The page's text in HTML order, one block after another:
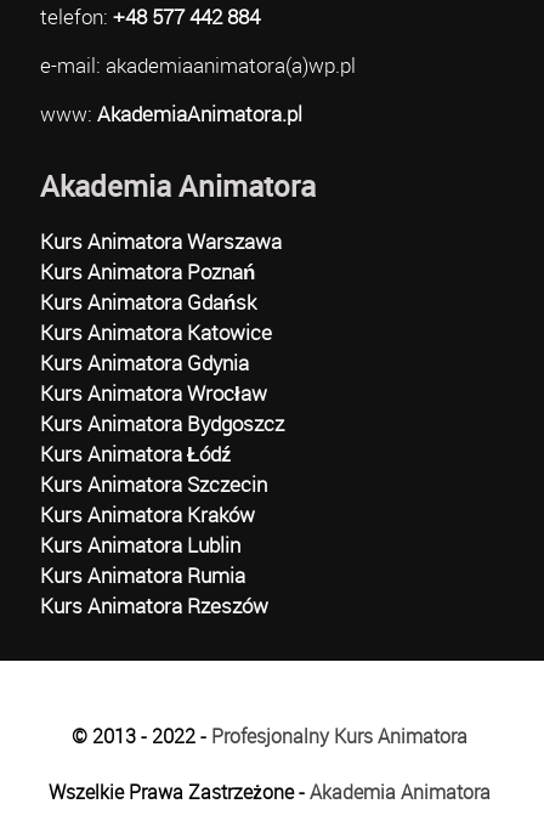
telefon: +48 577 442 884
e-mail: akademiaanimatora(a)wp.pl
www: AkademiaAnimatora.pl
Akademia Animatora
Kurs Animatora Warszawa
Kurs Animatora Poznań
Kurs Animatora Gdańsk
Kurs Animatora Katowice
Kurs Animatora Gdynia
Kurs Animatora Wrocław
Kurs Animatora Bydgoszcz
Kurs Animatora Łódź
Kurs Animatora Szczecin
Kurs Animatora Kraków
Kurs Animatora Lublin
Kurs Animatora Rumia
Kurs Animatora Rzeszów
© 2013 - 2022 - Profesjonalny Kurs Animatora
Wszelkie Prawa Zastrzeżone -Akademia Animatora